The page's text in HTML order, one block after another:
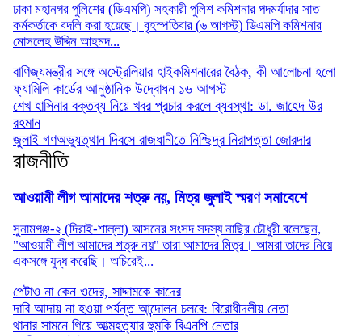
ঢাকা মহানগর পুলিশের (ডিএমপি) সহকারী পুলিশ কমিশনার পদমর্যাদার সাত
কর্মকর্তাকে বদলি করা হয়েছে। বৃহস্পতিবার (৬ আগস্ট) ডিএমপি কমিশনার
মোসলেহ উদ্দিন আহমদ...
বাণিজ্যমন্ত্রীর সঙ্গে অস্ট্রেলিয়ার হাইকমিশনারের বৈঠক, কী আলোচনা হলো
ফ্যামিলি কার্ডের আনুষ্ঠানিক উদ্বোধন ১৬ আগস্ট
শেখ হাসিনার বক্তব্য নিয়ে খবর প্রচার করলে ব্যবস্থা: ডা. জাহেদ উর
রহমান
জুলাই গণঅভ্যুত্থান দিবসে রাজধানীতে নিশ্ছিদ্র নিরাপত্তা জোরদার
রাজনীতি
আওয়ামী লীগ আমাদের শত্রু নয়, মিত্র জুলাই স্মরণ সমাবেশে
সুনামগঞ্জ-২ (দিরাই-শাল্লা) আসনের সংসদ সদস্য নাছির চৌধুরী বলেছেন,
"আওয়ামী লীগ আমাদের শত্রু নয়" তারা আমাদের মিত্র। আমরা তাদের নিয়ে
একসঙ্গে যুদ্ধ করেছি। অচিরেই...
পেটাও না কেন ওদের, সাদ্দামকে কাদের
দাবি আদায় না হওয়া পর্যন্ত আন্দোলন চলবে: বিরোধীদলীয় নেতা
থানার সামনে গিয়ে আত্মহত্যার হুমকি বিএনপি নেতার